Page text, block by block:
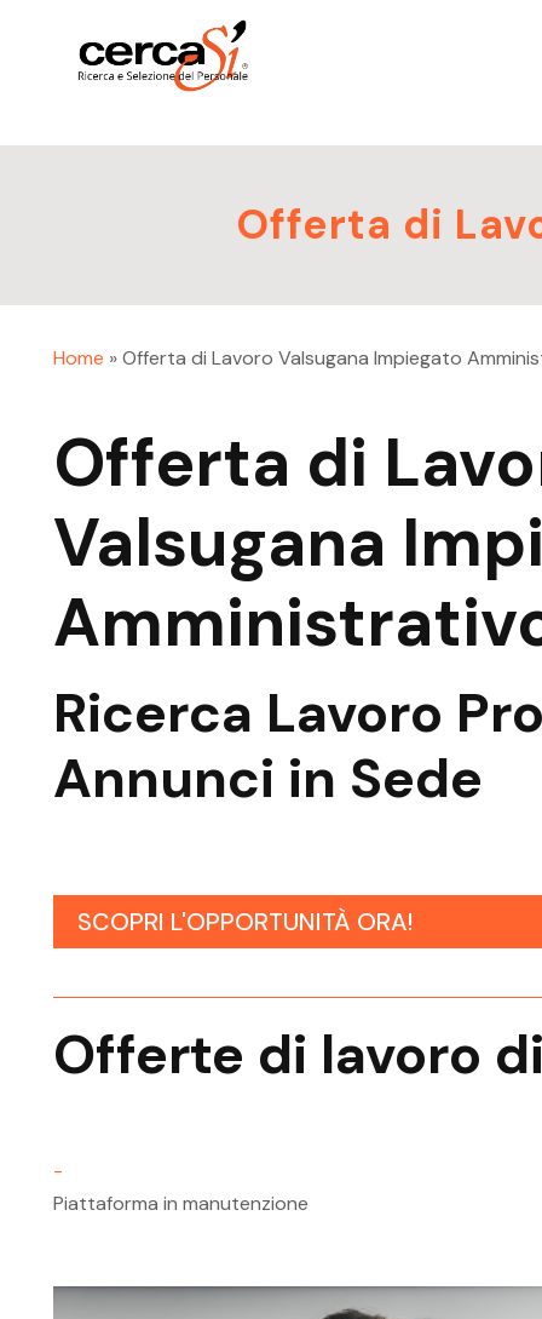
Offerta di
Home »Offerta di Lavoro Valsugana Impiegato
Offerta di
Valsugana
Ricerca Lavoro
Annunci in Sede
SCOPRI L'OPPORTUNITÀ ORA!
Offerte di lavoro
-
Piattaforma in manutenzione